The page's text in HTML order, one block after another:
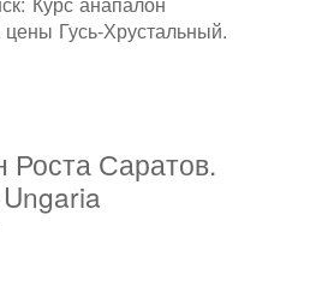
цены Гусь-Хрустальный.
Роста Саратов.